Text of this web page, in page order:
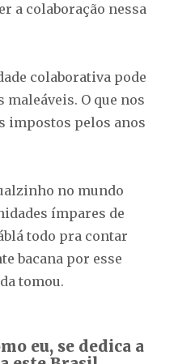
a colaboração nessa
colaborativa pode
O que nos
impostos pelos anos
no mundo
ímpares de
todo pra contar
bacana por esse
tomou.
eu, se dedica a